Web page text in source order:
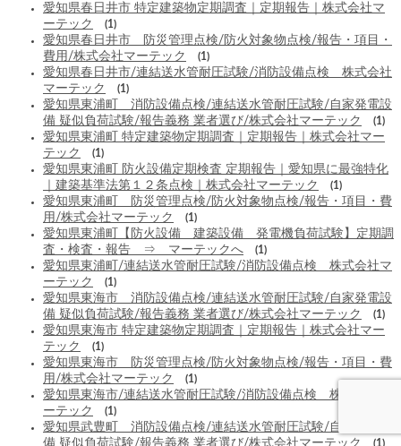
愛知県春日井市 特定建築物定期調査｜定期報告｜株式会社マ
ーテック
(1)
愛知県春日井市 防災管理点検/防火対象物点検/報告・項目・
費用/株式会社マーテック
(1)
愛知県春日井市/連結送水管耐圧試験/消防設備点検 株式会社
マーテック
(1)
愛知県東浦町 消防設備点検/連結送水管耐圧試験/自家発電設
備 疑似負荷試験/報告義務 業者選び/株式会社マーテック
(1)
愛知県東浦町 特定建築物定期調査｜定期報告｜株式会社マー
テック
(1)
愛知県東浦町 防火設備定期検査 定期報告｜愛知県に最強特化
｜建築基準法第１２条点検｜株式会社マーテック
(1)
愛知県東浦町 防災管理点検/防火対象物点検/報告・項目・費
用/株式会社マーテック
(1)
愛知県東浦町【防火設備 建築設備 発電機負荷試験】定期調
査・検査・報告 ⇒ マーテックへ
(1)
愛知県東浦町/連結送水管耐圧試験/消防設備点検 株式会社マ
ーテック
(1)
愛知県東海市 消防設備点検/連結送水管耐圧試験/自家発電設
備 疑似負荷試験/報告義務 業者選び/株式会社マーテック
(1)
愛知県東海市 特定建築物定期調査｜定期報告｜株式会社マー
テック
(1)
愛知県東海市 防災管理点検/防火対象物点検/報告・項目・費
用/株式会社マーテック
(1)
愛知県東海市/連結送水管耐圧試験/消防設備点検 株式会社マ
ーテック
(1)
愛知県武豊町 消防設備点検/連結送水管耐圧試験/自家発電設
備 疑似負荷試験/報告義務 業者選び/株式会社マーテック
(1)